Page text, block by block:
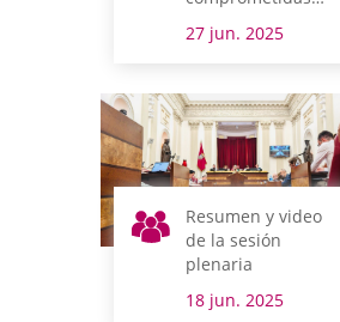
con la libertad y
diversidad sexual
27 jun. 2025
Resumen y video
de la sesión
plenaria
18 jun. 2025